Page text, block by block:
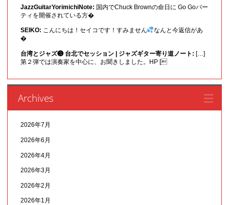
JazzGuitarYorimichiNote: 国内でChuck Brownの命日に Go Goパー
ティを開催されている方�
SEIKO: こんにちは！セイコです！すみません
なんと今返信があ
�
台湾とジャズ❸ 台北でセッション | ジャズギター寄り道ノート: […]
第２弾では演奏家を中心に、お聞きしました。HP [
Archives
2026年7月
2026年6月
2026年4月
2026年3月
2026年2月
2026年1月